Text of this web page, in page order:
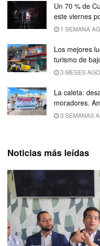
Un 70 % de
este viernes
1 SEMANA
Los mejores
turismo de
3 MESES AGO
La caleta:
moradores.
3 SEMANAS
Noticias más leídas